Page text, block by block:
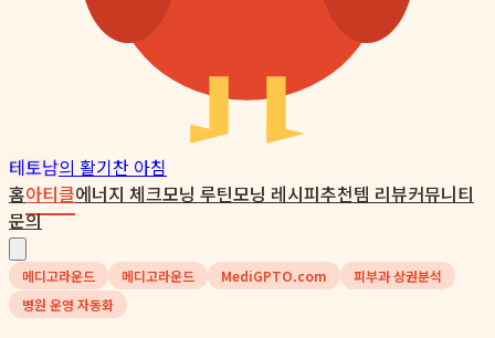
테토남의 활기찬 아침
홈아티클에너지 체크모닝 루틴모닝 레시피추천템 리뷰커뮤니티
문의
메디고라운드 메디고라운드 MediGPTO.com
피부과 상권분석
병원 운영 자동화